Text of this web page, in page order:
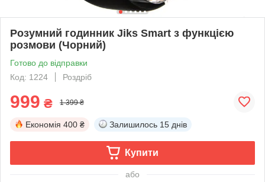
Розумний годинник Jiks Smart з функцією
розмови (Чорний)
Готово до відправки
Код: 1224
Роздріб
999 ₴ 1 399 ₴
Економія 400 ₴ Залишилось 15 днів
Купити
або